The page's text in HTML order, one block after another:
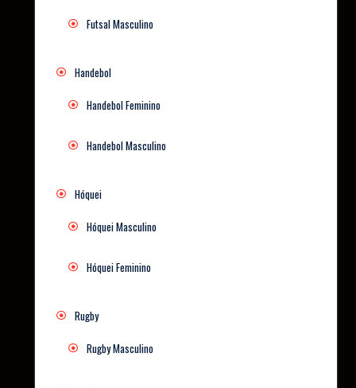
Futsal Masculino
Handebol
Handebol Feminino
Handebol Masculino
Hóquei
Hóquei Masculino
Hóquei Feminino
Rugby
Rugby Masculino